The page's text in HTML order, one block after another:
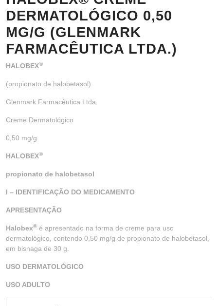
DERMATOLÓGICO 0,50
MG/G (GLENMARK
FARMACÊUTICA LTDA.)
HALOBEX®
(propionato de halobetasol)
Glenmark Farmacêutica Ltda.
Creme Dermatológico
0,50 mg/g
HALOBEX®
propionato de halobetasol
I – IDENTIFICAÇÃO DO MEDICAMENTO
APRESENTAÇÃO
Halobex® é apresentado na forma de creme para uso
dermatológico, contendo 0,50 mg/g de propionato de halobetasol,
em bisnaga de 30 g.
USO DERMATOLÓGICO
USO ADULTO